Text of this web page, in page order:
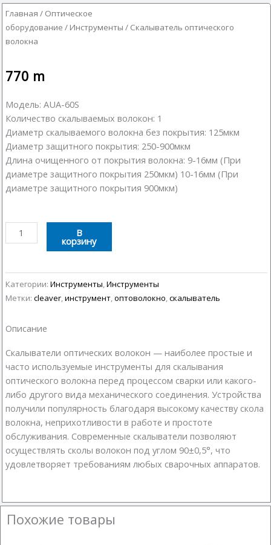
Главная / Оптическое
оборудование / Инструменты / Скалыватель оптического
волокна
770 m
Модель: AUA-60S
Количество скалываемых волокон: 1
Диаметр скалываемого волокна без покрытия: 125мкм
Диаметр защитного покрытия: 250-900мкм
Длина очищенного от покрытия волокна: 9-16мм (При
диаметре защитного покрытия 250мкм) 10-16мм (При
диаметре защитного покрытия 900мкм)
Количество
товара
оптического
волокна
В
корзину
Категории: Инструменты Инструменты
Метки: cleaver инструмент оптоволокно скалыватель
Описание
Cкалыватели оптических волокон — наиболее простые и
часто используемые инструменты для скалывания
оптического волокна перед процессом сварки или какого-
либо другого вида механического соединения. Устройства
получили популярность благодаря высокому качеству скола
волокна, неприхотливости в работе и простоте
обслуживания. Современные скалыватели позволяют
осуществлять сколы волокон под углом 90±0,5°, что
удовлетворяет требованиям любых сварочных аппаратов.
Похожие товары